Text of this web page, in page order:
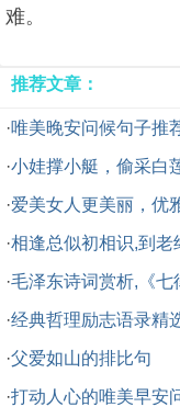
难。
推荐文章：
·唯美晚安问候句子推
·小娃撑小艇，偷采白
·爱美女人更美丽，优
·相逢总似初相识,到老
·毛泽东诗词赏析,《七
·经典哲理励志语录精
·父爱如山的排比句
·打动人心的唯美早安